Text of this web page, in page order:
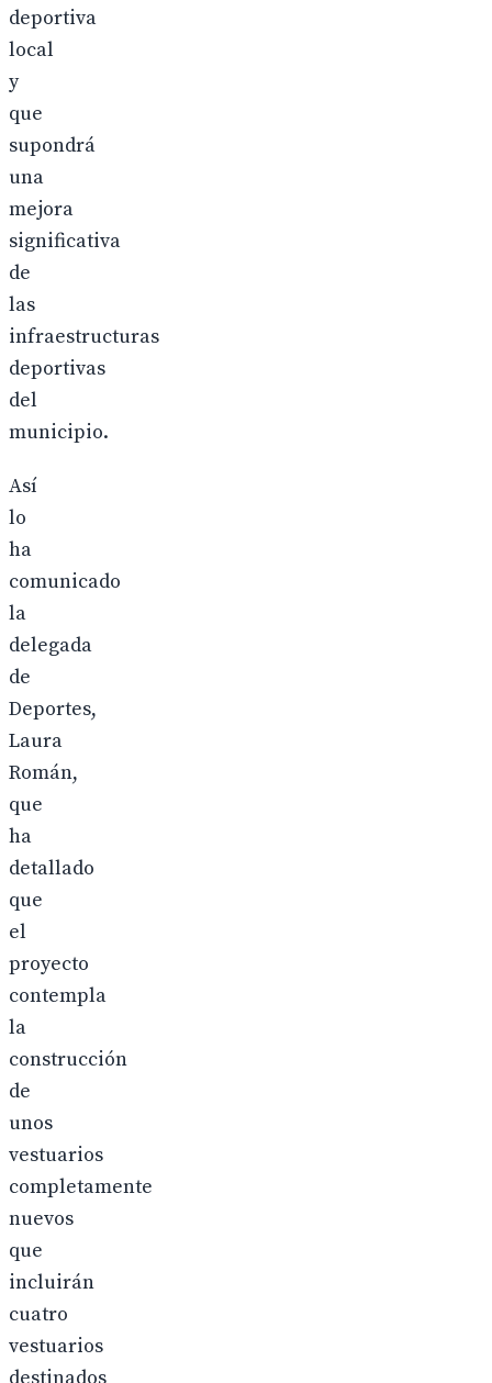
deportiva
local
y
que
supondrá
una
mejora
significativa
de
las
infraestructuras
deportivas
del
municipio.
Así
lo
ha
comunicado
la
delegada
de
Deportes,
Laura
Román,
que
ha
detallado
que
el
proyecto
contempla
la
construcción
de
unos
vestuarios
completamente
nuevos
que
incluirán
cuatro
vestuarios